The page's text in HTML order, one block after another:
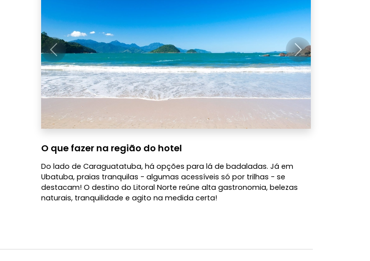
O que fazer na região do hotel
Anterior Próximo
Do lado de Caraguatatuba, há opções para lá de badaladas. Já em
Ubatuba, praias tranquilas - algumas acessíveis só por trilhas - se
destacam! O destino do Litoral Norte reúne alta gastronomia, belezas
naturais, tranquilidade e agito na medida certa!